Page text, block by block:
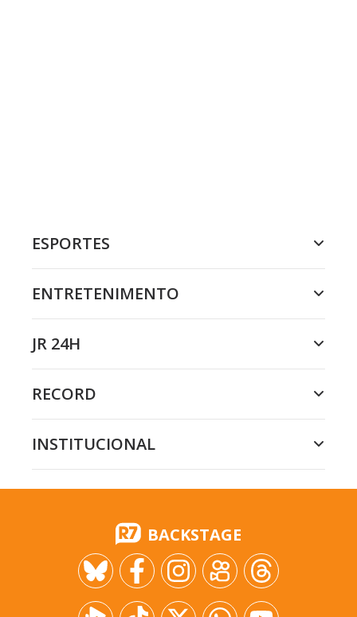
ESPORTES
ENTRETENIMENTO
JR 24H
RECORD
INSTITUCIONAL
BACKSTAGE